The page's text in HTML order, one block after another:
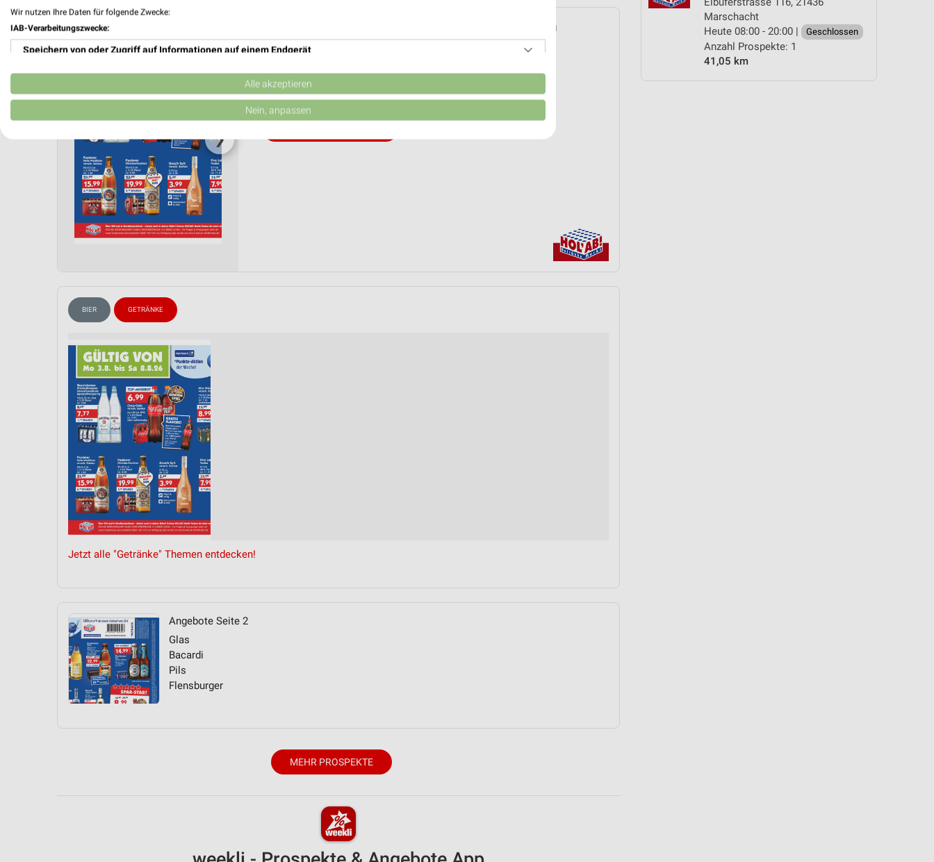
Marschacht
Heute 08:00 - 20:00 |
Geschlossen
Anzahl Prospekte: 1
41,05 km
❯
Hol'ab Prospekt für Bad Bevensen ab Mo. den
03.08.
📅 Kalendereintrag erstellen
BIER GETRÄNKE
Jetzt alle "Getränke" Themen entdecken!
Angebote Seite 2
Glas
Bacardi
Pils
Flensburger
MEHR PROSPEKTE
Wir nutzen Ihre Daten für folgende Zwecke:
IAB-Verarbeitungszwecke:
Speichern von oder Zugriff auf Informationen auf einem Endgerät
Verwendung reduzierter Daten zur Auswahl von Werbeanzeigen
Erstellung von Profilen für personalisierte Werbung
Erstellung von Profilen zur Personalisierung von Inhalten
Verwendung von Profilen zur Auswahl personalisierter Inhalte
Messung der Werbeleistung
Entwicklung und Verbesserung der Angebote
Verwendung reduzierter Daten zur Auswahl von Inhalten
IAB-Besonderheiten:
Verwendung genauer Standortdaten
Geräte anhand von aktiv angeforderten Informationen identifizieren
Nicht-IAB-Verarbeitungszwecke:
Performance
Funktional
Alle akzeptieren
Nein, anpassen